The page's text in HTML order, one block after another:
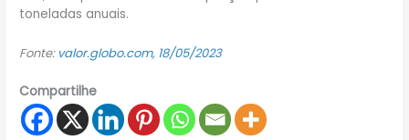
toneladas anuais.
Fonte: valor.globo.com, 18/05/2023
Compartilhe